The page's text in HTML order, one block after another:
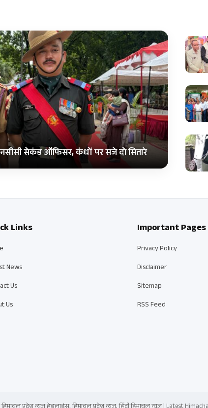
सेकंड ऑफिसर, कंधों पर सजे दो सितारे
Links
News
Us
Us
Important Pages
Privacy Policy
Disclaimer
Sitemap
RSS Feed